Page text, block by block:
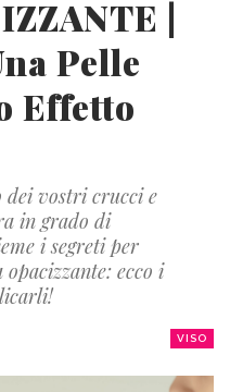
|
Pelle
Effetto
dei vostri crucci e
in grado di
i segreti per
ecco i
VISO